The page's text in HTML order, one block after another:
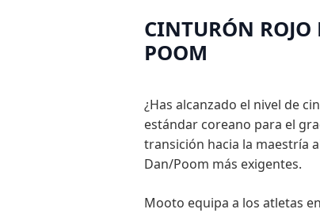
CINTURÓN
POOM
¿Has alcanzado el nivel de
estándar coreano para el
transición hacia la maestría
Dan/Poom más exigentes.
Mooto equipa a los atletas